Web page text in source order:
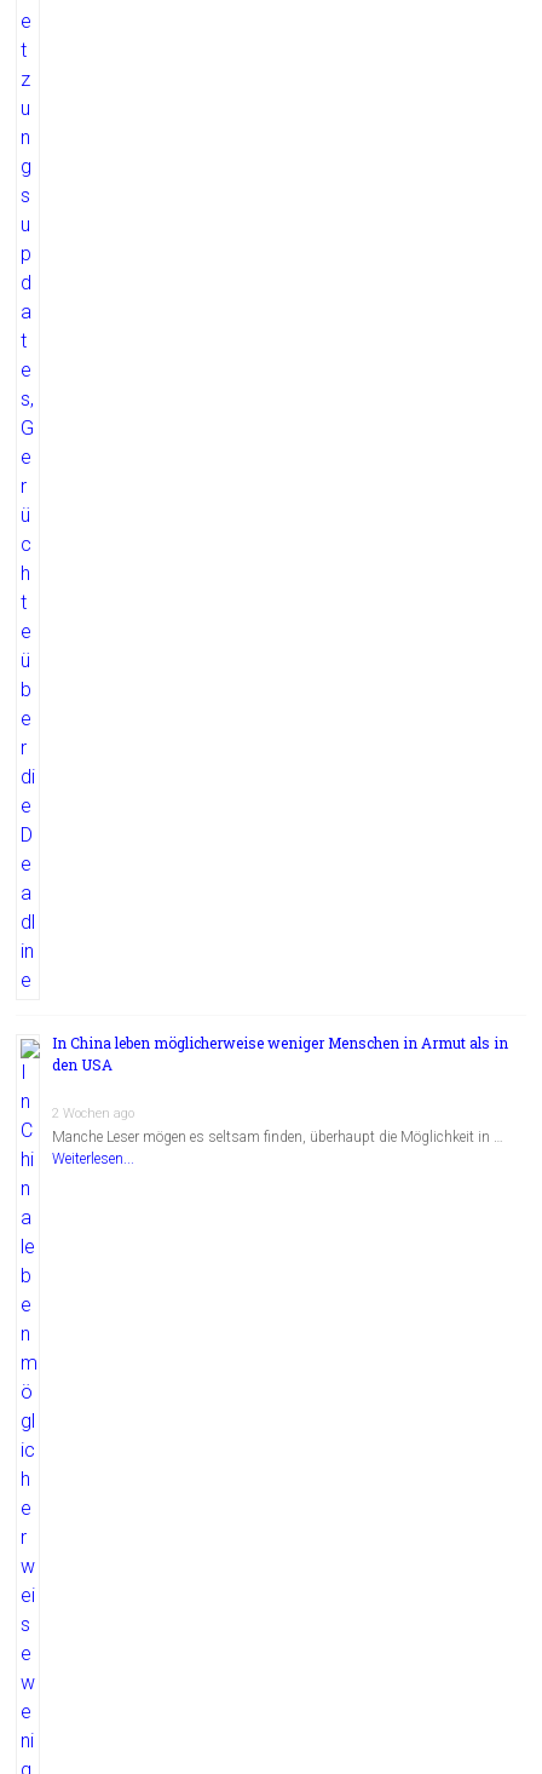
In China leben möglicherweise weniger Menschen in Armut als in
den USA
2 Wochen ago
Manche Leser mögen es seltsam finden, überhaupt die Möglichkeit in …
Weiterlesen...